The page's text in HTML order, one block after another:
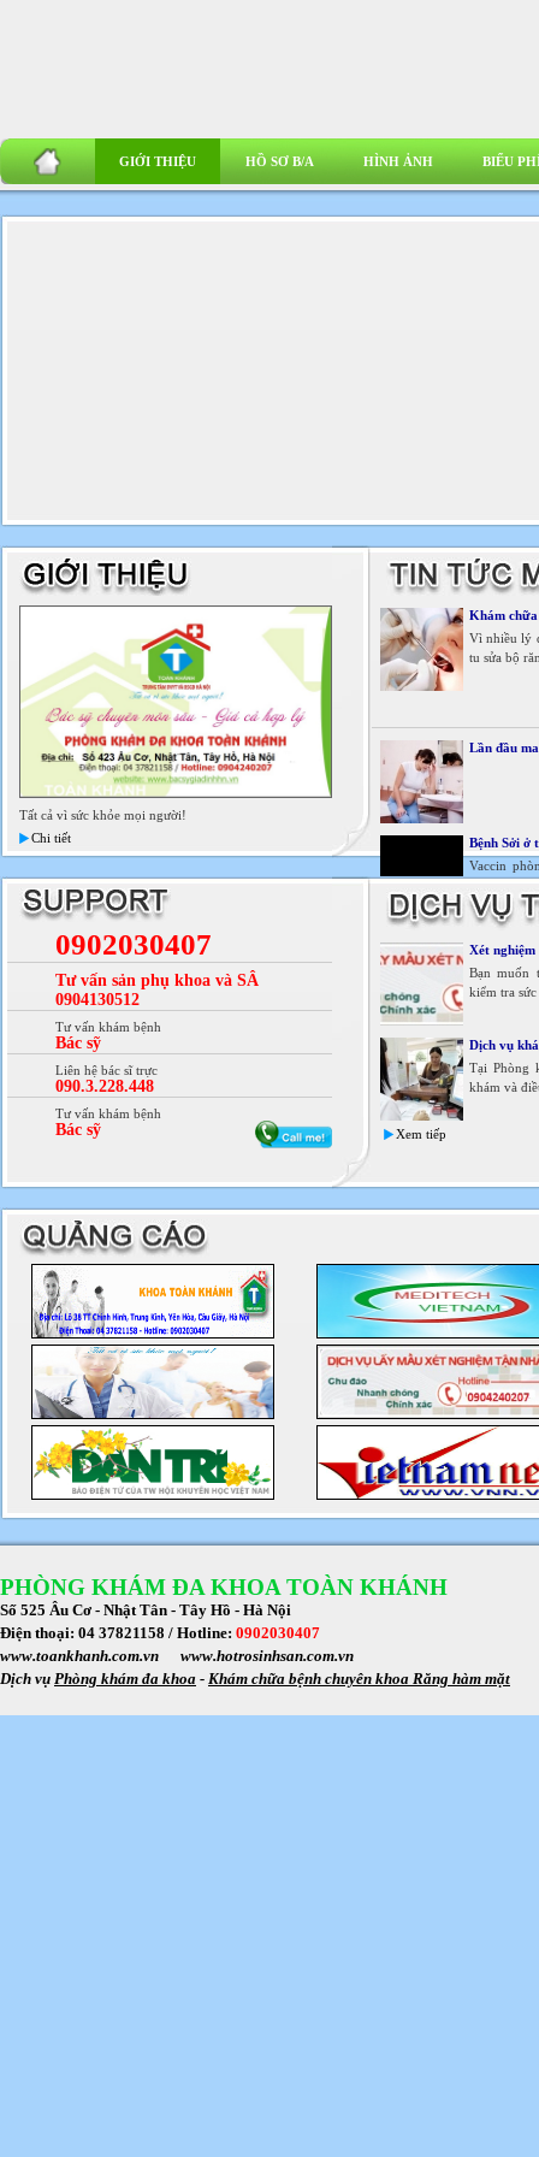
GIỚI THIỆU HỒ SƠ B/A HÌNH ẢNH BIỂU
Tất cả vì sức khỏe mọi người!
Chi tiết
Khám
Vì nhiều lý
tu sửa bộ
Lần đầu
Bệnh Sởi ở
Vaccin
Xem tiếp
0902030407
Tư vấn sản phụ khoa và SÂ
0904130512
Tư vấn khám bệnh
Bác sỹ
Liên hệ bác sĩ trực
090.3.228.448
Tư vấn khám bệnh
Bác sỹ
Xét
Bạn muốn
kiểm tra
Dịch vụ
Tại Phòng
khám và
Xem tiếp
PHÒNG KHÁM ĐA KHOA TOÀN KHÁNH
Số 525 Âu Cơ - Nhật Tân - Tây Hồ - Hà Nội
Điện thoại: 04 37821158 / Hotline: 0902030407
www.toankhanh.com.vn www.hotrosinhsan.com.vn
Dịch vụ Phòng khám đa khoa - Khám chữa bệnh chuyên khoa Răng hàm mặt